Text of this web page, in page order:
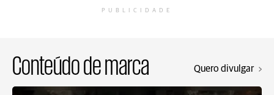
PUBLICIDADE
Conteúdo de marca Quero divulgar